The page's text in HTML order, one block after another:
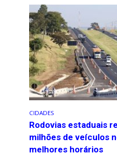
CIDADES
Rodovias estaduais
milhões de veículos
melhores horários